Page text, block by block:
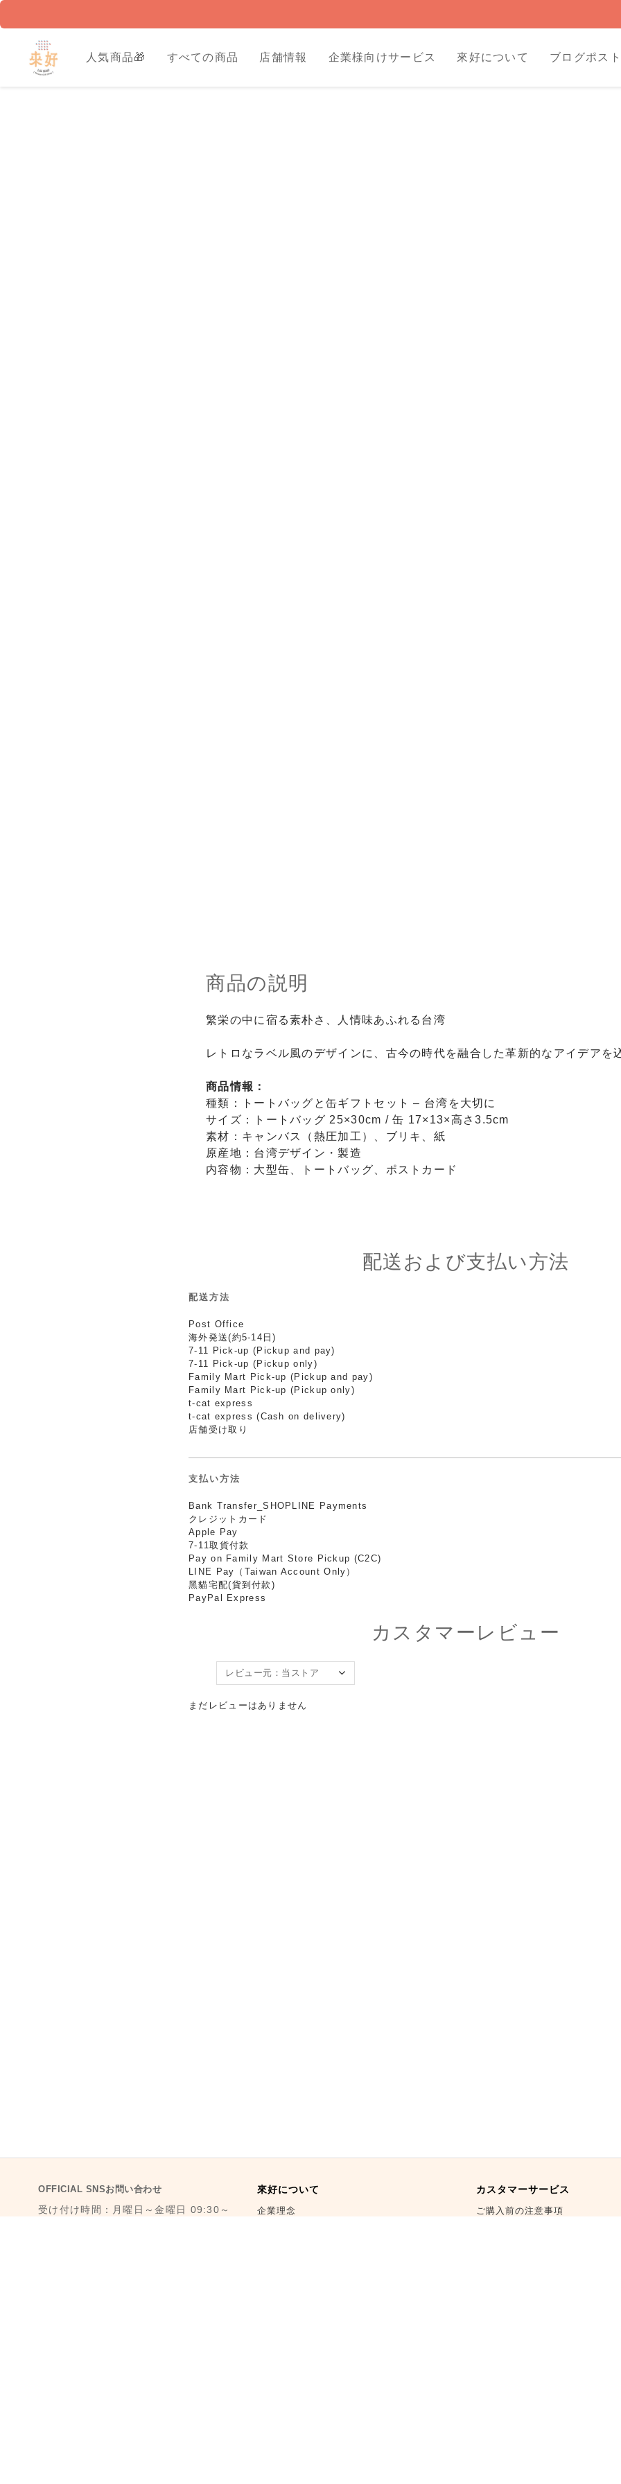
人気商品🎁 すべての商品 店舗情報 企業様向けサービス 來好について ブログポスト
商品の説明
繁栄の中に宿る素朴さ、人情味あふれる台湾
レトロなラベル風のデザインに、古今の時代を融合した革新的なアイデアを
商品情報：
種類：トートバッグと缶ギフトセット – 台湾を大切に
サイズ：トートバッグ 25×30cm / 缶 17×13×高さ3.5cm
素材：キャンバス（熱圧加工）、ブリキ、紙
原産地：台湾デザイン・製造
内容物：大型缶、トートバッグ、ポストカード
配送および支払い方法
配送方法
Post Office
海外発送(約5-14日)
7-11 Pick-up (Pickup and pay)
7-11 Pick-up (Pickup only)
Family Mart Pick-up (Pickup and pay)
Family Mart Pick-up (Pickup only)
t-cat express
t-cat express (Cash on delivery)
店舗受け取り
支払い方法
Bank Transfer_SHOPLINE Payments
クレジットカード
Apple Pay
7-11取貨付款
Pay on Family Mart Store Pickup (C2C)
LINE Pay（Taiwan Account Only）
黑貓宅配(貨到付款)
PayPal Express
カスタマーレビュー
まだレビューはありません
OFFICIAL SNSお問い合わせ
受け付け時間：月曜日～金曜日 09:30～
來好について
企業理念
カスタマーサービス
ご購入前の注意事項